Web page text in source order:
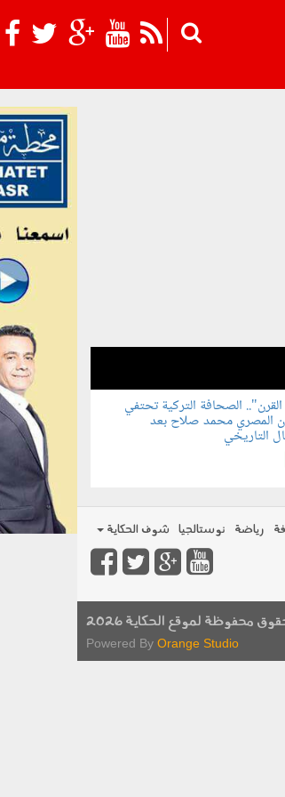
الصحافة التركية تحتفي
المصري محمد صلاح بعد
التاريخي
رياضة نوستالجيا شوف الحكاية
محفوظة لموقع الحكاية 2026
Powered By Orange Studio